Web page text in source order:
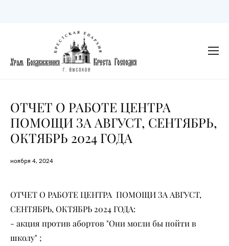
ОТЧЕТ О РАБОТЕ ЦЕНТРА
ПОМОЩИ ЗА АВГУСТ, СЕНТЯБРЬ,
ОКТЯБРЬ 2024 ГОДА
ноября 4, 2024
ОТЧЕТ О РАБОТЕ ЦЕНТРА ПОМОЩИ ЗА АВГУСТ,
СЕНТЯБРЬ, ОКТЯБРЬ 2024 ГОДА:
- акция против абортов "Они могли бы пойти в
школу" ;